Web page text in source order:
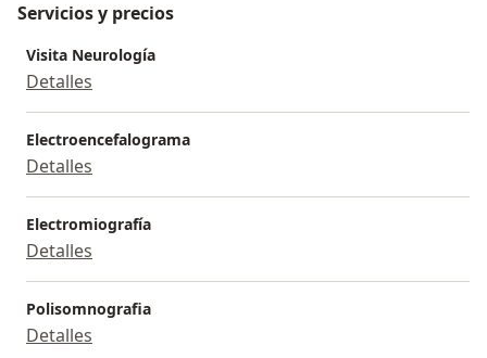
Servicios y precios
Visita Neurología
Detalles
Electroencefalograma
Detalles
Electromiografía
Detalles
Polisomnografia
Detalles